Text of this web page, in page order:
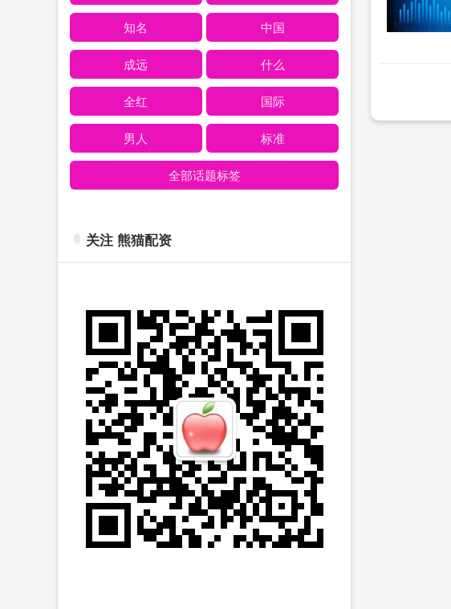
知名 中国
成远 什么
全红 国际
男人 标准
全部话题标签
关注 熊猫配资